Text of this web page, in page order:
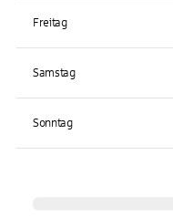
Freitag
Samstag
Sonntag